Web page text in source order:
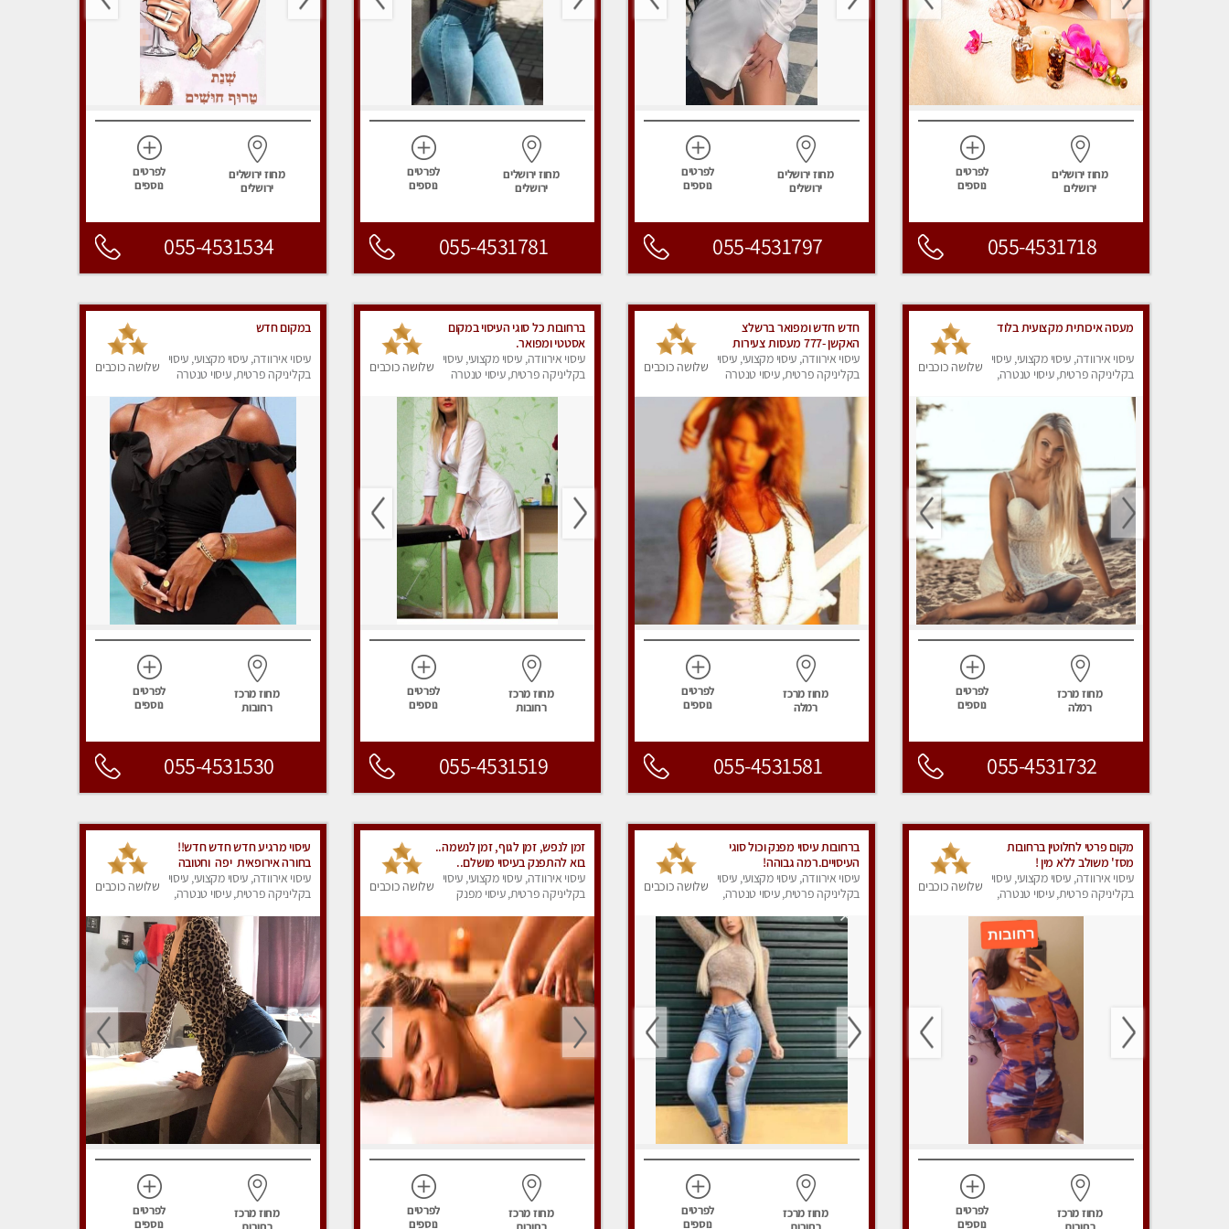
מחוז ירושלים
ירושלים
לפרטים
נוספים
055-4531718
מחוז ירושלים
ירושלים
לפרטים
נוספים
055-4531797
מחוז ירושלים
ירושלים
לפרטים
נוספים
055-4531781
מחוז ירושלים
ירושלים
לפרטים
נוספים
055-4531534
מעסה איכותית מקצועית בלוד
עיסוי אירוודה, עיסוי מקצועי, עיסוי
בקליניקה פרטית, עיסוי טנטרה,
שלושה כוכבים
מחוז מרכז
רמלה
לפרטים
נוספים
055-4531732
חדש חדש ומפואר ברשלצ
האקשן -777 מעסות צעירות
בובתיות
עיסוי אירוודה, עיסוי מקצועי, עיסוי
בקליניקה פרטית, עיסוי טנטרה
שלושה כוכבים
מחוז מרכז
רמלה
לפרטים
נוספים
055-4531581
ברחובות כל סוגי העיסוי במקום
אסטטי ומפואר.
עיסוי אירוודה, עיסוי מקצועי, עיסוי
בקליניקה פרטית, עיסוי טנטרה
שלושה כוכבים
מחוז מרכז
רחובות
לפרטים
נוספים
055-4531519
במקום חדש
עיסוי אירוודה, עיסוי מקצועי, עיסוי
בקליניקה פרטית, עיסוי טנטרה
שלושה כוכבים
מחוז מרכז
רחובות
לפרטים
נוספים
055-4531530
מקום פרטי לחלוטין ברחובות
מסז' משולב ללא מין !
עיסוי אירוודה, עיסוי מקצועי, עיסוי
בקליניקה פרטית, עיסוי טנטרה,
שלושה כוכבים
מחוז מרכז
לפרטים
נוספים
ברחובות עיסוי מפנק וכול סוגי
העיסויים.רמה גבוהה!
עיסוי אירוודה, עיסוי מקצועי, עיסוי
בקליניקה פרטית, עיסוי טנטרה,
שלושה כוכבים
מחוז מרכז
לפרטים
נוספים
זמן לנפש, זמן לגוף, זמן לנשמה..
בוא להתפנק בעיסוי מושלם..
עיסוי אירוודה, עיסוי מקצועי, עיסוי
בקליניקה פרטית, עיסוי מפנק
שלושה כוכבים
מחוז מרכז
לפרטים
נוספים
עיסוי מרגיע חדש חדש חדש!!
בחורה אירופאית יפה וחטובה
עיסוי אירוודה, עיסוי מקצועי, עיסוי
בקליניקה פרטית, עיסוי טנטרה,
שלושה כוכבים
מחוז מרכז
לפרטים
נוספים